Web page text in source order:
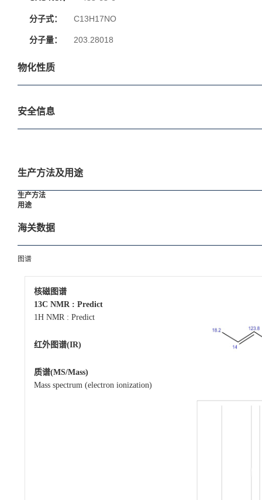
分子式： C13H17NO
分子量： 203.28018
物化性质
安全信息
生产方法及用途
生产方法
用途
海关数据
图谱
核磁图谱
13C NMR : Predict
1H NMR : Predict
红外图谱(IR)
质谱(MS/Mass)
Mass spectrum (electron ionization)